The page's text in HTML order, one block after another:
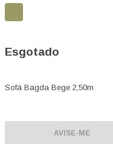
Esgotado
Sofá Bagda Bege 2,50m
AVISE-ME